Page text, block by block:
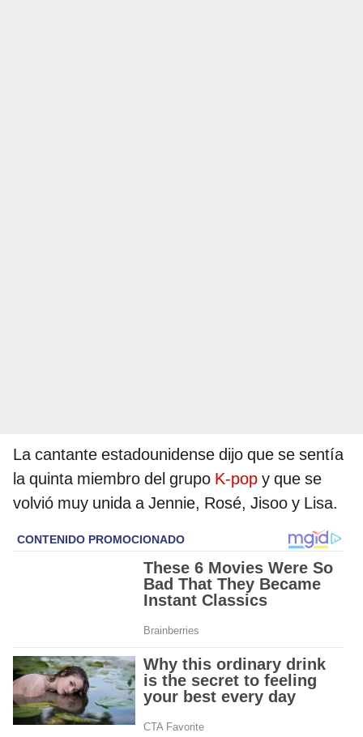
La cantante estadounidense dijo que se sentía
la quinta miembro del grupo K-pop y que se
volvió muy unida a Jennie, Rosé, Jisoo y Lisa.